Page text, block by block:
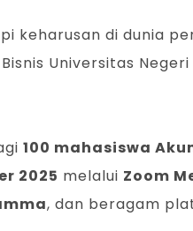
keharusan di dunia
Universitas
100 mahasiswa
2025 melalui Zoom
, dan beragam